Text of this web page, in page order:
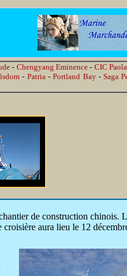
- Chengyang Eminence - CIC Paola
- Patria-Portland Bay-Saga
de construction chinois.
aura lieu le 12